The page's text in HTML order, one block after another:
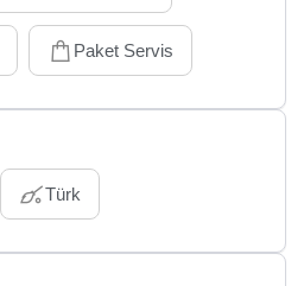
Paket Servis
Türk